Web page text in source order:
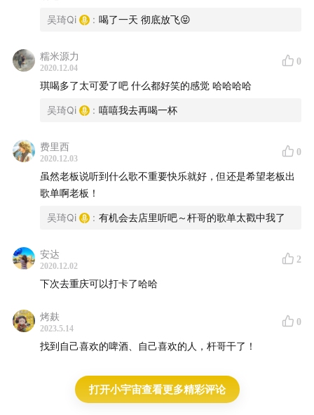
微信公众号: 啤酒事务局
微信搜索个人微信号“beerxms” , 添加“啤酒事务局小秘
书”，加入我们的听众群，与主播和嘉宾互动交流。
📢 收听平台
小宇宙app、网易云音乐、Apple Podcasts、喜马拉雅、
🧡 团队
封面设计: Yi
吴琦Qi : 喝了一天 彻底放飞😝
糯米源力
2020.12.04
0
琪喝多了太可爱了吧 什么都好笑的感觉 哈哈哈哈
吴琦Qi : 嘻嘻我去再喝一杯
费里西
2020.12.03
0
虽然老板说听到什么歌不重要快乐就好，但还是希望老板出
歌单啊老板！
吴琦Qi : 有机会去店里听吧～杆哥的歌单太戳中我了
安达
2020.12.02
2
下次去重庆可以打卡了哈哈
烤麸
2023.5.14
0
找到自己喜欢的啤酒、自己喜欢的人，杆哥干了！
打开小宇宙查看更多精彩评论